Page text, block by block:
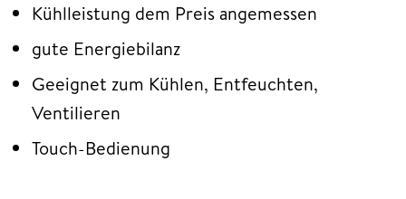
Kühlleistung dem Preis angemessen
gute Energiebilanz
Geeignet zum Kühlen, Entfeuchten,
Ventilieren
Touch-Bedienung